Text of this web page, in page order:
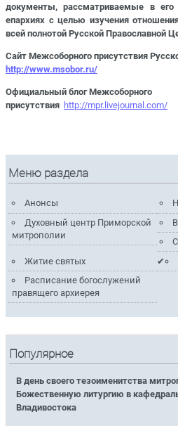
документы, рассматриваемые в
епархиях с целью изучения
всей полнотой Русской Православной
Сайт Межсоборного присутствия
http://www.msobor.ru/
Официальный блог Межсоборного
присутствия http://mpr.livejournal.com/
Меню раздела
Анонсы
Духовный центр Приморской
митрополии
Житие святых
Расписание богослужений
правящего архиерея
Популярное
В день своего тезоименитства
Божественную литургию в
Владивостока